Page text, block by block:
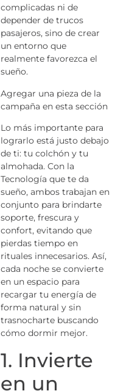
complicadas ni de
depender de trucos
pasajeros, sino de crear
un entorno que
realmente favorezca el
sueño.
Agregar una pieza de la
campaña en esta sección
Lo más importante para
lograrlo está justo debajo
de ti: tu colchón y tu
almohada. Con la
Tecnología que te da
sueño, ambos trabajan en
conjunto para brindarte
soporte, frescura y
confort, evitando que
pierdas tiempo en
rituales innecesarios. Así,
cada noche se convierte
en un espacio para
recargar tu energía de
forma natural y sin
trasnocharte buscando
cómo dormir mejor.
1. Invierte
en un